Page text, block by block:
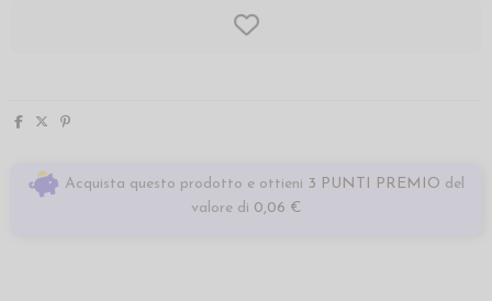
Acquista questo prodotto e ottieni 3 PUNTI PREMIO del
valore di 0,06 €